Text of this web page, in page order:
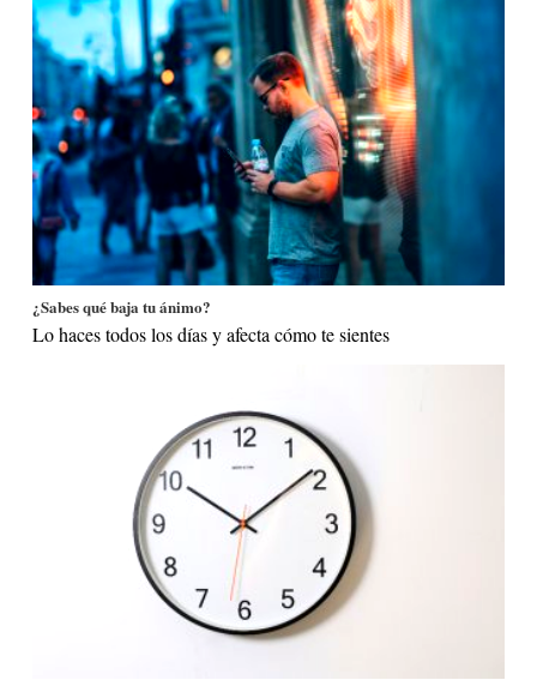
¿Sabes qué baja tu ánimo?
Lo haces todos los días y afecta cómo te sientes